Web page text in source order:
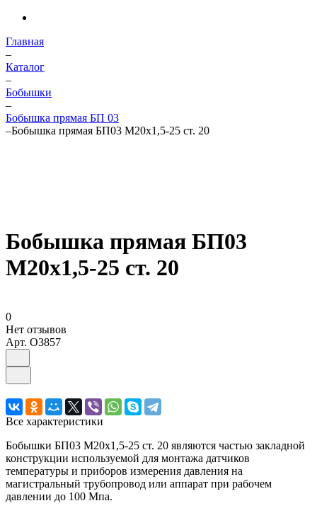
Главная
–
Каталог
–
Бобышки
–
Бобышка прямая БП 03
–Бобышка прямая БП03 М20х1,5-25 ст. 20
Бобышка прямая БП03
М20х1,5-25 ст. 20
0
Нет отзывов
Арт. O3857
Все характеристики
Бобышки БП03 М20х1,5-25 ст. 20 являются частью закладной
конструкции используемой для монтажа датчиков
температуры и приборов измерения давления на
магистральный трубопровод или аппарат при рабочем
давлении до 100 Мпа.